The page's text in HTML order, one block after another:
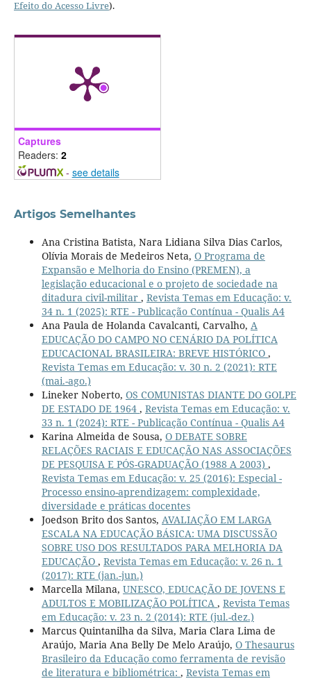
Efeito do Acesso Livre).
Captures
Readers: 2
- see details
Artigos Semelhantes
Ana Cristina Batista, Nara Lidiana Silva Dias Carlos,
Olívia Morais de Medeiros Neta, O Programa de
Expansão e Melhoria do Ensino (PREMEN), a
legislação educacional e o projeto de sociedade na
ditadura civil-militar , Revista Temas em Educação: v.
34 n. 1 (2025): RTE - Publicação Contínua - Qualis A4
Ana Paula de Holanda Cavalcanti, Carvalho, A
EDUCAÇÃO DO CAMPO NO CENÁRIO DA POLÍTICA
EDUCACIONAL BRASILEIRA: BREVE HISTÓRICO ,
Revista Temas em Educação: v. 30 n. 2 (2021): RTE
(mai.-ago.)
Lineker Noberto, OS COMUNISTAS DIANTE DO GOLPE
DE ESTADO DE 1964 , Revista Temas em Educação: v.
33 n. 1 (2024): RTE - Publicação Contínua - Qualis A4
Karina Almeida de Sousa, O DEBATE SOBRE
RELAÇÕES RACIAIS E EDUCAÇÃO NAS ASSOCIAÇÕES
DE PESQUISA E PÓS-GRADUAÇÃO (1988 A 2003) ,
Revista Temas em Educação: v. 25 (2016): Especial -
Processo ensino-aprendizagem: complexidade,
diversidade e práticas docentes
Joedson Brito dos Santos, AVALIAÇÃO EM LARGA
ESCALA NA EDUCAÇÃO BÁSICA: UMA DISCUSSÃO
SOBRE USO DOS RESULTADOS PARA MELHORIA DA
EDUCAÇÃO , Revista Temas em Educação: v. 26 n. 1
(2017): RTE (jan.-jun.)
Marcella Milana, UNESCO, EDUCAÇÃO DE JOVENS E
ADULTOS E MOBILIZAÇÃO POLÍTICA , Revista Temas
em Educação: v. 23 n. 2 (2014): RTE (jul.-dez.)
Marcus Quintanilha da Silva, Maria Clara Lima de
Araújo, Maria Ana Belly De Melo Araújo, O Thesaurus
Brasileiro da Educação como ferramenta de revisão
de literatura e bibliométrica: , Revista Temas em